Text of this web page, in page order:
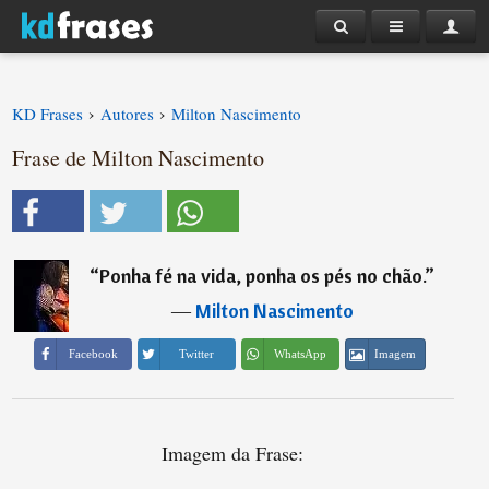
KD Frases › Autores › Milton Nascimento
Frase de Milton Nascimento
“Ponha fé na vida, ponha os pés no chão.”
―Milton Nascimento
Facebook Twitter WhatsApp Imagem
Imagem da Frase: